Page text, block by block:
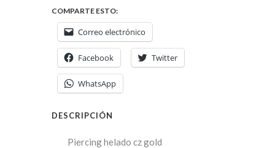
COMPARTE ESTO:
Correo electrónico
Facebook Twitter
WhatsApp
DESCRIPCIÓN
Piercing helado cz gold